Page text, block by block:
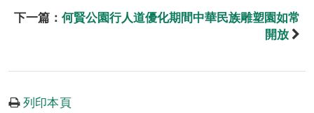
下一篇： 何賢公園行人道優化期間中華民族雕塑園如常
開放
列印本頁